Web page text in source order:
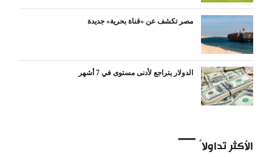
مصر تكشف عن «قناة بحرية» جديدة
الدولار يتراجع لأدنى مستوى في 7 أشهر
الأكثر تداولاً